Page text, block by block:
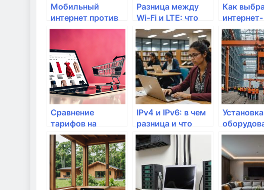
Мобильный
интернет против
стационарного:
Разница между
Wi-Fi и LTE: что
выбрать для
дома?
Как
интернет-
доступа?
Сравнение
тарифов на
интернет: какой
выбрать?
IPv4 и IPv6: в чем
разница и что
выбрать?
Установка
интернет-